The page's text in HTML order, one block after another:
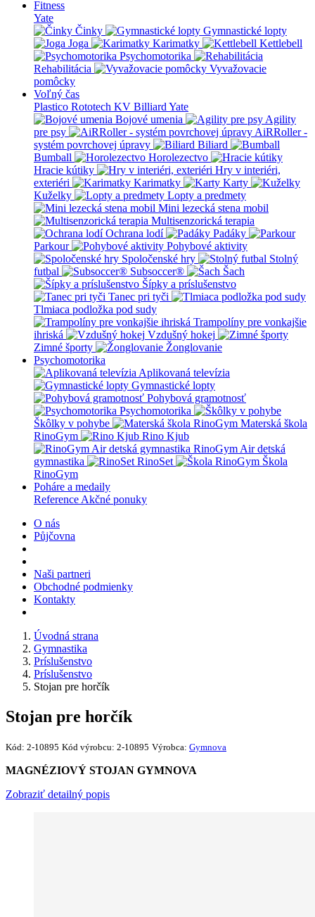
Fitness
Yate
Činky
Gymnastické lopty
Joga
Karimatky
Kettlebell
Psychomotorika
Rehabilitácia
Vyvažovacie
pomôcky
Voľný čas
Plastico Rototech KV Billiard Yate
Bojové umenia
Agility
pre psy
AiRRoller -
systém povrchovej úpravy
Biliard
Bumball
Horolezectvo
Hracie kútiky
Hry v interiéri,
exteriéri
Karimatky
Karty
Kuželky
Lopty a predmety
Mini lezecká stena mobil
Multisenzorická terapia
Ochrana lodí
Padáky
Parkour
Pohybové aktivity
Spoločenské hry
Stolný
futbal
Subsoccer®
Šach
Šípky a príslušenstvo
Tanec pri tyči
Tlmiaca podložka pod sudy
Trampolíny pre vonkajšie
ihriská
Vzdušný hokej
Zimné športy
Žonglovanie
Psychomotorika
Aplikovaná televízia
Gymnastické lopty
Pohybová gramotnosť
Psychomotorika
Škôlky v pohybe
Materská škola
RinoGym
Rino Kjub
RinoGym Air detská
gymnastika
RinoSet
Škola
RinoGym
Poháre a medaily
Reference Akčné ponuky
O nás
Půjčovna
Naši partneri
Obchodné podmienky
Kontakty
Úvodná strana
Gymnastika
Príslušenstvo
Príslušenstvo
Stojan pre horčík
Stojan pre horčík
Kód: 2-10895 Kód výrobcu: 2-10895 Výrobca: Gymnova
MAGNÉZIOVÝ STOJAN GYMNOVA
Zobraziť detailný popis